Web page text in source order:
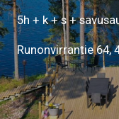
5h + k + s +
Runonvirrantie 64,